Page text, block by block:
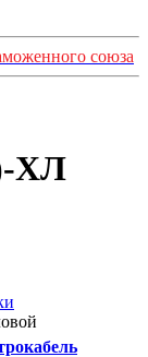
союза
ХЛ